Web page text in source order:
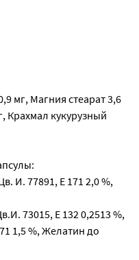
мг, Магния стеарат 3,6
Крахмал кукурузный
И. 77891, Е 171 2,0 %,
73015, Е 132 0,2513 %,
1,5 %, Желатин до